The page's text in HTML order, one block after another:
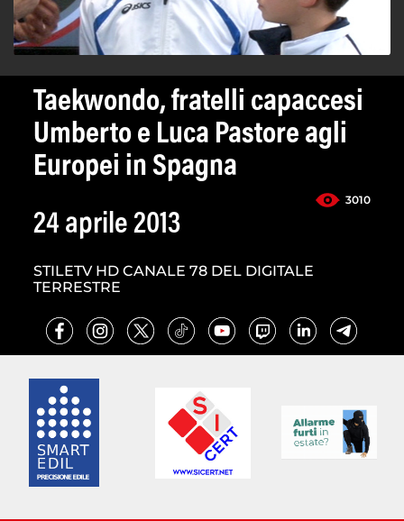
Taekwondo, fratelli capaccesi
Umberto e Luca Pastore agli
Europei in Spagna
3010
24 aprile 2013
STILETV HD CANALE 78 DEL DIGITALE
TERRESTRE